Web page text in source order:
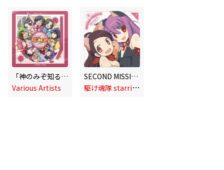
「神のみぞ知るセカイ」キャラクター・カバーALBUM2～選曲:若木民喜
Various Artists
SECOND MISSION
駆
け魂隊 starring 伊藤かな恵&早見沙織